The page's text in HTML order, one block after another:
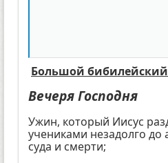
Большой бибилейский
Вечеря Господня
Ужин, который Иисус
учениками незадолго до
суда и смерти;